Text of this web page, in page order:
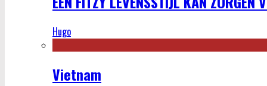
Hugo
Vietnam